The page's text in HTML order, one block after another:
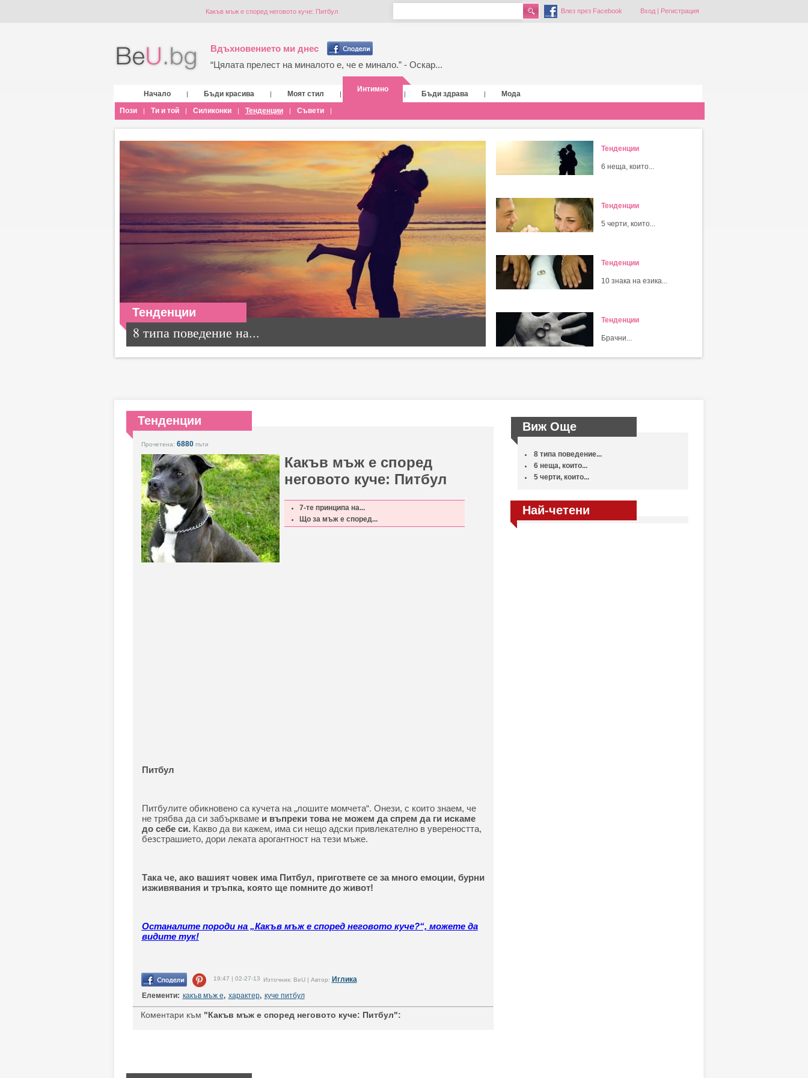
Какъв мъж е според неговото куче: Питбул Влез през Facebook Вход| Регистрация
Вдъхновението ми днес
“Цялата прелест на миналото е, че е минало.” - Оскар...
Начало | Бъди красива | Моят стил |
Интимно
| Бъди здрава |
Мода
Пози
| Ти и той | Силиконки | Тенденции | Съвети |
Тенденции
8 типа поведение на...
Тенденции
6 неща, които...
Тенденции
5 черти, които...
Тенденции
10 знака на езика...
Тенденции
Брачни...
Тенденции
Прочетена: 6880пъти
Какъв мъж е според
неговото куче: Питбул
7-те принципа на...
Що за мъж е според...
Питбул
Питбулите обикновено са кучета на „лошите момчета“. Онези, с които знаем, че
не трябва да си забъркваме и въпреки това не можем да спрем да ги искаме
до себе си. Какво да ви кажем, има си нещо адски привлекателно в увереността,
безстрашието, дори леката арогантност на тези мъже.
Така че, ако вашият човек има Питбул, пригответе се за много емоции, бурни
изживявания и тръпка, която ще помните до живот!
Останалите породи на „Какъв мъж е според неговото куче?“, можете да
видите тук!
19:47 | 02-27-13 Източник: BeU | Автор: Иглика
Елементи: какъв мъж е, характер, куче питбул
Коментари към "Какъв мъж е според неговото куче: Питбул":
Виж Още
8 типа поведение...
6 неща, които...
5 черти, които...
Най-четени